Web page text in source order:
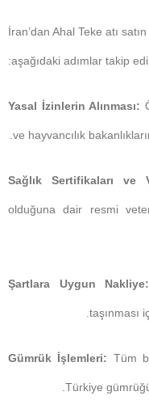
İran’dan Ahal Teke atı
aşağıdaki adımlar takip
Yasal İzinlerin Alınması:
ve hayvancılık
Sağlık Sertifikaları ve
olduğuna dair resmi
Şartlara Uygun Nakliye:
taşınması
Gümrük İşlemleri: Tüm
Türkiye